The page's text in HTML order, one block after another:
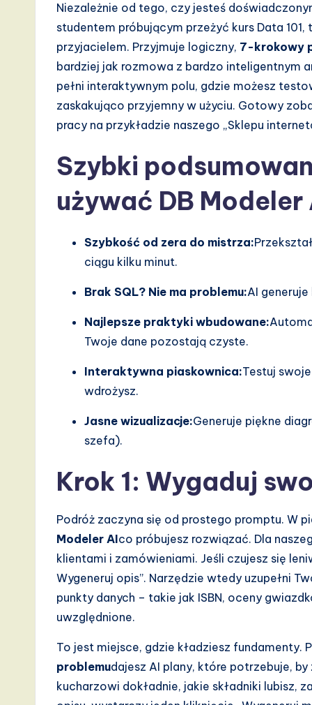
ft
w
Niezależnie od tego, czy jesteś
studentem próbującym przeżyć kurs Data
przyjacielem. Przyjmuje logiczny, 7-krokowy
bardziej jak rozmowa z bardzo inteligentnym
pełni interaktywnym polu, gdzie możesz
zaskakująco przyjemny w użyciu. Gotowy
pracy na przykładzie naszego „Sklepu
Szybki
używać DB Modeler
Szybkość od zera do mistrza:
ciągu kilku minut.
Brak SQL? Nie ma problemu:AI
Najlepsze praktyki wbudowane:
Twoje dane pozostają czyste.
Interaktywna piaskownica:Testuj
wdrożysz.
Jasne wizualizacje:Generuje piękne
szefa).
Krok 1: Wygaduj
Podróż zaczyna się od prostego promptu. W
Modeler AIco próbujesz rozwiązać. Dla
klientami i zamówieniami. Jeśli czujesz się
Wygeneruj opis”. Narzędzie wtedy uzupełni
punkty danych – takie jak ISBN, oceny
uwzględnione.
To jest miejsce, gdzie kładziesz fundamenty.
problemudajesz AI plany, które potrzebuje,
kucharzowi dokładnie, jakie składniki lubisz,